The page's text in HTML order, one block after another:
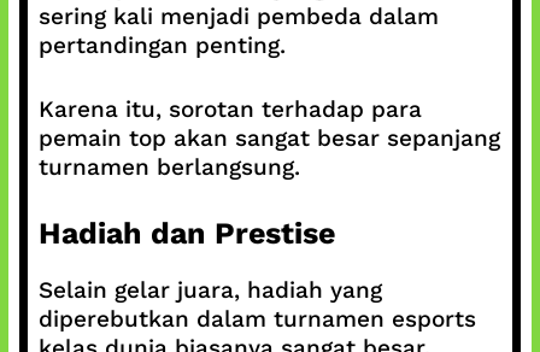
sering kali menjadi pembeda dalam
pertandingan penting.
Karena itu, sorotan terhadap para
pemain top akan sangat besar sepanjang
turnamen berlangsung.
Hadiah dan Prestise
Selain gelar juara, hadiah yang
diperebutkan dalam turnamen esports